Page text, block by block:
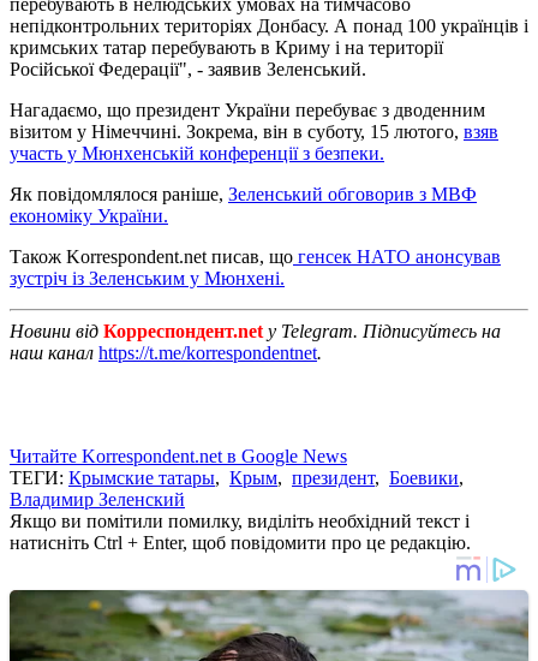
непідконтрольних територіях Донбасу. А понад 100 українців і
кримських татар перебувають в Криму і на території
Російської Федерації", - заявив Зеленський.
Нагадаємо, що президент України перебуває з дводенним
візитом у Німеччині. Зокрема, він в суботу, 15 лютого, взяв
участь у Мюнхенській конференції з безпеки.
Як повідомлялося раніше, Зеленський обговорив з МВФ
економіку України.
Також Korrespondent.net писав, що генсек НАТО анонсував
зустріч із Зеленським у Мюнхені.
Новини від Корреспондент.net у Telegram. Підписуйтесь на
наш канал https://t.me/korrespondentnet.
Читайте Korrespondent.net в Google News
ТЕГИ: Крымские татары, Крым, президент, Боевики,
Владимир Зеленский
Якщо ви помітили помилку, виділіть необхідний текст і
натисніть Ctrl + Enter, щоб повідомити про це редакцію.